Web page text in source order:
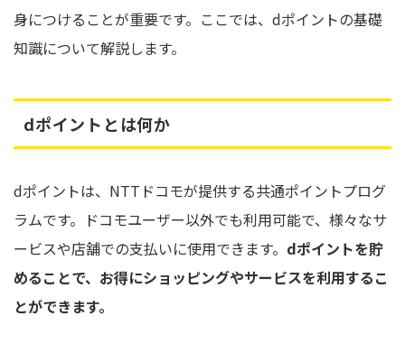
身につけることが重要です。ここでは、dポイントの基礎
知識について解説します。
dポイントとは何か
dポイントは、NTTドコモが提供する共通ポイントプログ
ラムです。ドコモユーザー以外でも利用可能で、様々なサ
ービスや店舗での支払いに使用できます。 dポイントを貯
めることで、お得にショッピングやサービスを利用するこ
とができます。